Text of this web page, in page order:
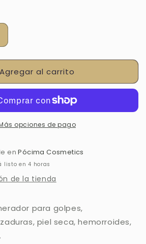
SANTO
Agregar al carrito
opciones de pago
enPócima Cosmetics
listo en 4 horas
de la tienda
para golpes,
piel seca, hemorroides,